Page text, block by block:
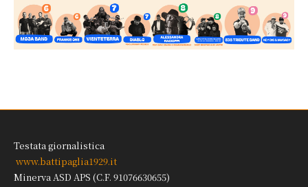
Testata giornalistica
www.battipaglia1929.it
Minerva ASD APS (C.F. 91076630655)